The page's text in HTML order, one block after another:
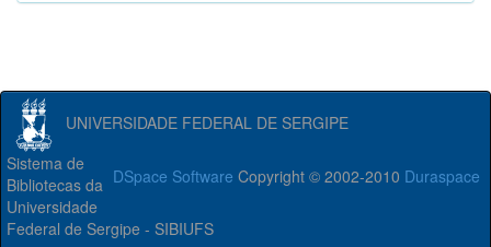
UNIVERSIDADE FEDERAL DE SERGIPE
DSpace Software Copyright © 2002-2010 Duraspace
Sistema de
Bibliotecas da
Universidade
Federal de Sergipe - SIBIUFS